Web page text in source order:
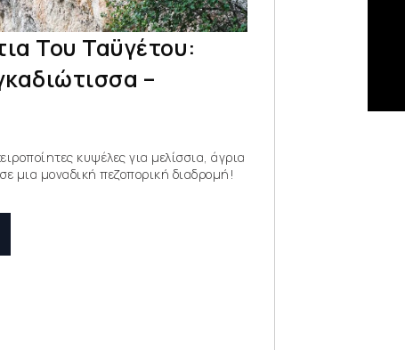
Του Ταϋγέτου:
–
κυψέλες για μελίσσια, άγρια
μια μοναδική πεζοπορική διαδρομή!